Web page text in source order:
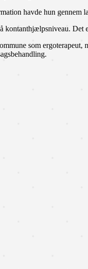
havde hun gennem
Det
som